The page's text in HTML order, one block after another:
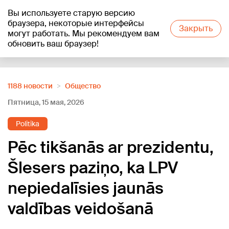
Вы используете старую версию
браузера, некоторые интерфейсы
могут работать. Мы рекомендуем вам
обновить ваш браузер!
Закрыть
+25°C
1188 новости
Oбщество
Пятница, 15 мая, 2026
Politika
Pēc tikšanās ar prezidentu,
Šlesers paziņo, ka LPV
nepiedalīsies jaunās
valdības veidošanā